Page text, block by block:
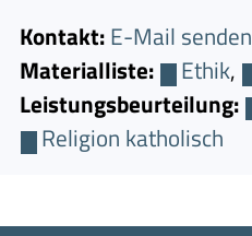
Kontakt:E-Mail senden
Materialliste:
Ethik,
Leistungsbeurteilung:
Religion katholisch